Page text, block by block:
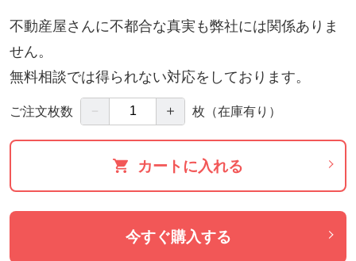
不動産屋さんに不都合な真実も弊社には関係ありま
せん。
無料相談では得られない対応をしております。
ご注文枚数 － ＋ 枚 （在庫有り）
カートに入れる
今すぐ購入する